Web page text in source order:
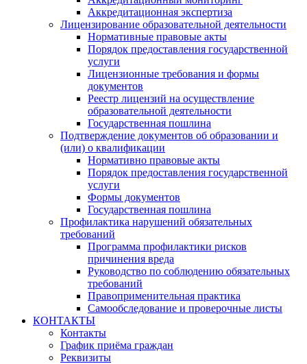
Аккредитационная экспертиза
Лицензирование образовательной деятельности
Нормативные правовые акты
Порядок предоставления государственной
услуги
Лицензионные требования и формы
документов
Реестр лицензий на осуществление
образовательной деятельности
Государственная пошлина
Подтверждение документов об образовании и
(или) о квалификации
Нормативно правовые акты
Порядок предоставления государственной
услуги
Формы документов
Государственная пошлина
Профилактика нарушений обязательных
требований
Программа профилактики рисков
причинения вреда
Руководство по соблюдению обязательных
требований
Правоприменительная практика
Самообследование и проверочные листы
КОНТАКТЫ
Контакты
График приёма граждан
Реквизиты